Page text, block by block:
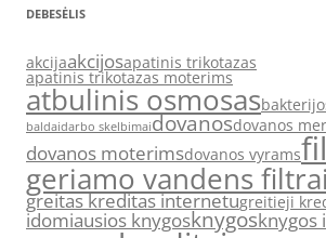
DEBESĖLIS
akcijaakcijosapatinis trikotazas
apatinis trikotazas moterims
atbulinis osmosas
baldaidarbo skelbimaidovanosdovanos
dovanos moterimsdovanos vyrams
geriamo vandens filtrai
greitas kreditas internetugreitieji
idomiausios knygosknygosknygos